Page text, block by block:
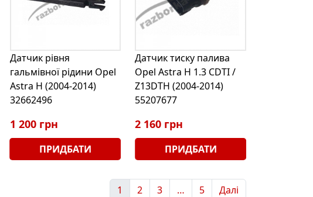
Датчик рівня
гальмівної рідини Opel
Astra H (2004-2014)
32662496
1 200 грн
ПРИДБАТИ
Датчик тиску палива
Opel Astra H 1.3 CDTI /
Z13DTH (2004-2014)
55207677
2 160 грн
ПРИДБАТИ
1 2 3 … 5 Далі